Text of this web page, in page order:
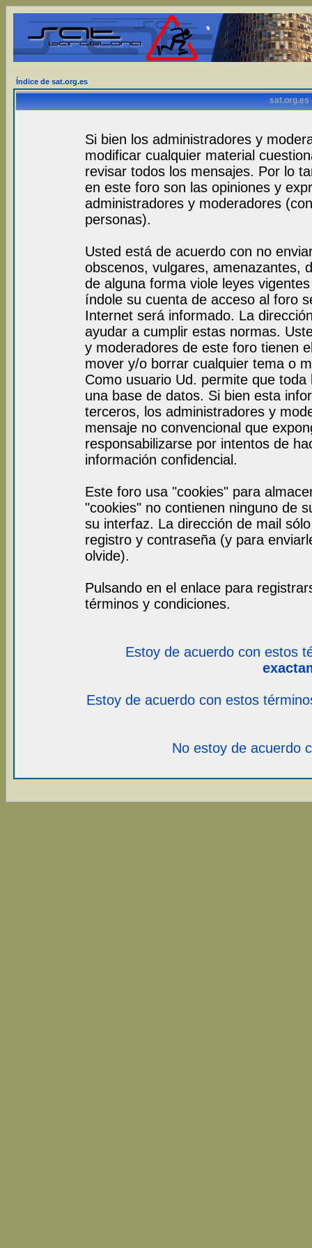
Índice de sat.org.es
sat.org.es
Si bien los administradores y
modificar cualquier material
revisar todos los mensajes. Por lo
en este foro son las opiniones y
administradores y moderadores
personas).
Usted está de acuerdo con no
obscenos, vulgares, amenazantes,
de alguna forma viole leyes
índole su cuenta de acceso al foro
Internet será informado. La
ayudar a cumplir estas normas.
y moderadores de este foro tienen
mover y/o borrar cualquier tema o
Como usuario Ud. permite que
una base de datos. Si bien esta
terceros, los administradores y
mensaje no convencional que
responsabilizarse por intentos de
información confidencial.
Este foro usa "cookies" para
"cookies" no contienen ninguno de
su interfaz. La dirección de mail
registro y contraseña (y para
olvide).
Pulsando en el enlace para
términos y condiciones.
Estoy de acuerdo con estos
Estoy de acuerdo con estos
No estoy de acuerdo